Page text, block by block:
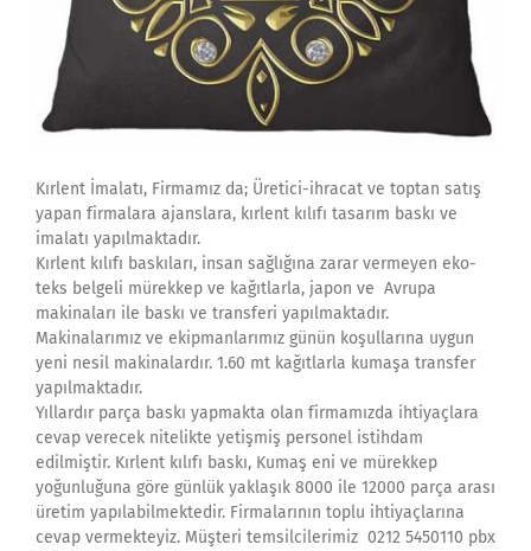
Kırlent İmalatı, Firmamız da; Üretici-ihracat ve toptan satış
yapan firmalara ajanslara, kırlent kılıfı tasarım baskı ve
imalatı yapılmaktadır.
Kırlent kılıfı baskıları, insan sağlığına zarar vermeyen eko-
teks belgeli mürekkep ve kağıtlarla, japon ve Avrupa
makinaları ile baskı ve transferi yapılmaktadır.
Makinalarımız ve ekipmanlarımız günün koşullarına uygun
yeni nesil makinalardır. 1.60 mt kağıtlarla kumaşa transfer
yapılmaktadır.
Yıllardır parça baskı yapmakta olan firmamızda ihtiyaçlara
cevap verecek nitelikte yetişmiş personel istihdam
edilmiştir. Kırlent kılıfı baskı, Kumaş eni ve mürekkep
yoğunluğuna göre günlük yaklaşık 8000 ile 12000 parça arası
üretim yapılabilmektedir. Firmalarının toplu ihtiyaçlarına
cevap vermekteyiz. Müşteri temsilcilerimiz 0212 5450110 pbx